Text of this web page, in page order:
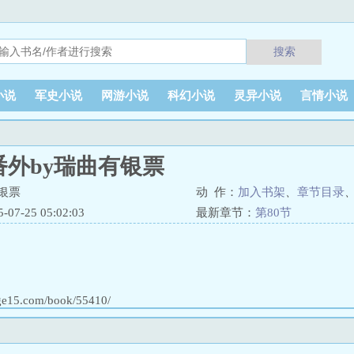
搜索
说 军史小说 网游小说 科幻小说 灵异小说 言情小说
外by瑞曲有银票
票 动 作： 加入书架 章节目录
07-25 05:02:03
最新章节： 第80节
book/55410/